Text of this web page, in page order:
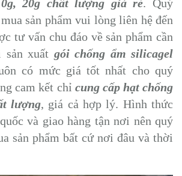
20g chất lượng giá rẻ. Quý
sản phẩm vui lòng liên hệ đến
tư vấn chu đáo về sản phẩm cần
sản xuất gói chống ẩm silicagel
có mức giá tốt nhất cho quý
cam kết chỉ cung cấp hạt chống
lượng, giá cả hợp lý. Hình thức
và giao hàng tận nơi nên quý
sản phẩm bất cứ nơi đâu và thời